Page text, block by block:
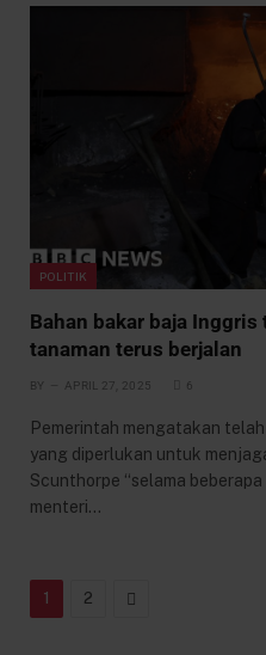
POLITIK
Bahan bakar baja
tanaman terus berjalan
BY APRIL 27, 2025 6
Pemerintah mengatakan
yang diperlukan untuk
Scunthorpe “selama
menteri…
1 2 Next